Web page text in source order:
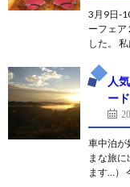
3月9日-
ーフェア
した。
人
ー
車中泊が
まな旅
ます…）